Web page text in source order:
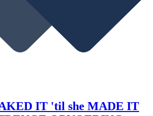
IT 'til she MADE IT